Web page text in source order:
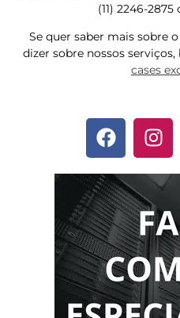
(11) 2246-
Se quer saber mais sobre
dizer sobre nossos
cases